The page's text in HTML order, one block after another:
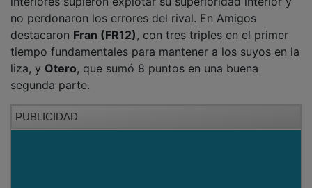
no perdonaron los errores del rival. En Amigos
destacaron Fran (FR12) , con tres triples en el primer
tiempo fundamentales para mantener a los suyos en la
liza, yOtero, que sumó 8 puntos en una buena
segunda parte.